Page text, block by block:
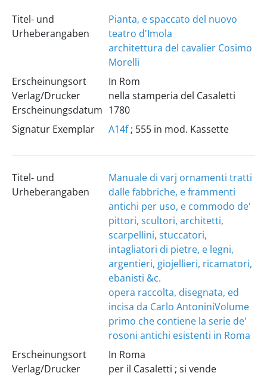
Titel- und
Urheberangaben
Pianta, e spaccato del nuovo
teatro d'Imola
architettura del cavalier Cosimo
Morelli
Erscheinungsort
Verlag/Drucker
Erscheinungsdatum
In Rom
nella stamperia del Casaletti
1780
Signatur Exemplar
A14f; 555 in mod. Kassette
Titel- und
Urheberangaben
Manuale di varj ornamenti tratti
dalle fabbriche, e frammenti
antichi per uso, e commodo de'
pittori, scultori, architetti,
scarpellini, stuccatori,
intagliatori di pietre, e legni,
argentieri, giojellieri, ricamatori,
ebanisti &c.
opera raccolta, disegnata, ed
incisa da Carlo AntoniniVolume
primo che contiene la serie de'
rosoni antichi esistenti in Roma
Erscheinungsort
Verlag/Drucker
In Roma
per il Casaletti ; si vende